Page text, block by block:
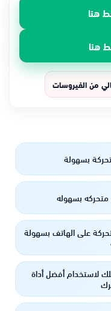
هنا
هنا
من الفيروسات
بسهولة
بسهوله
على الهاتف بسهولة
لاستخدام أفضل أداة